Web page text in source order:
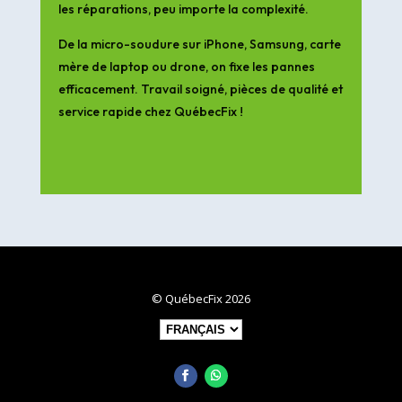
les réparations, peu importe la complexité.
De la micro-soudure sur iPhone, Samsung, carte
mère de laptop ou drone, on fixe les pannes
efficacement. Travail soigné, pièces de qualité et
service rapide chez QuébecFix !
© QuébecFix 2026